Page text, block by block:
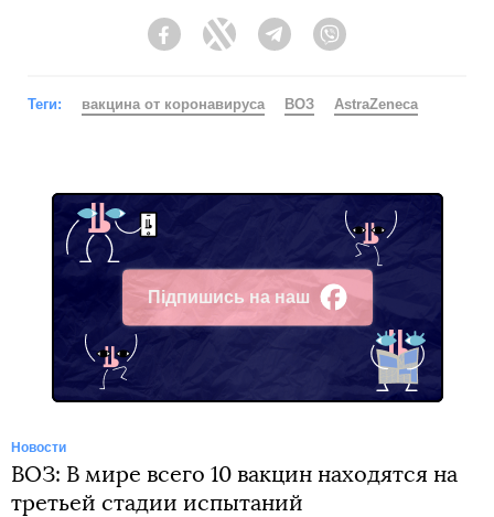
FacebookTwitter Telegram
Теги: вакцина от коронавируса ВОЗ AstraZeneca
Підпишись на наш
Facebook
Новости
ВОЗ: В мире всего 10 вакцин находятся на
третьей стадии испытаний